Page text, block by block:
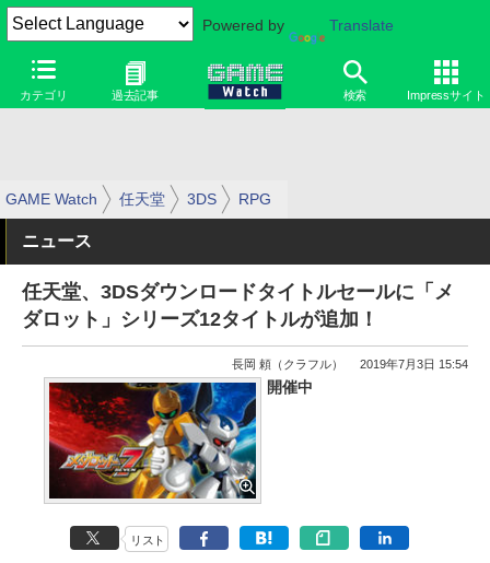
Powered by Translate
カテゴリ 過去記事 検索 Impressサイト
GAME Watch 任天堂 3DS RPG
ニュース
任天堂、3DSダウンロードタイトルセールに「メ
ダロット」シリーズ12タイトルが追加！
長岡 頼（クラフル） 2019年7月3日 15:54
開催中
リスト